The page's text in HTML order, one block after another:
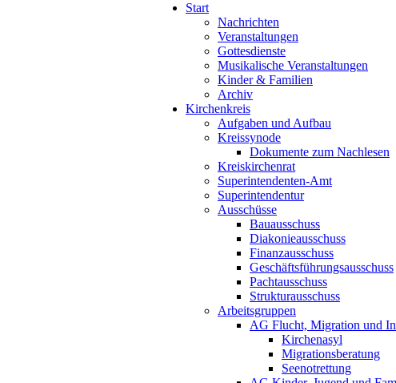
Start
Nachrichten
Veranstaltungen
Gottesdienste
Musikalische Veranstaltungen
Kinder & Familien
Archiv
Kirchenkreis
Aufgaben und Aufbau
Kreissynode
Dokumente zum Nachlesen
Kreiskirchenrat
Superintendenten-Amt
Superintendentur
Ausschüsse
Bauausschuss
Diakonieausschuss
Finanzausschuss
Geschäftsführungsausschuss
Pachtausschuss
Strukturausschuss
Arbeitsgruppen
AG Flucht, Migration und
Kirchenasyl
Migrationsberatung
Seenotrettung